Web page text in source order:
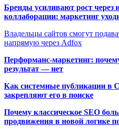
Бренды усиливают рост через
коллаборации: маркетинг
Владельцы сайтов смогут
напрямую через Adfox
Перформанс-маркетинг:
результат — нет
Как системные публикации в
закрепляют его в поиске
Почему классическое SEO
продвижения в новой логике